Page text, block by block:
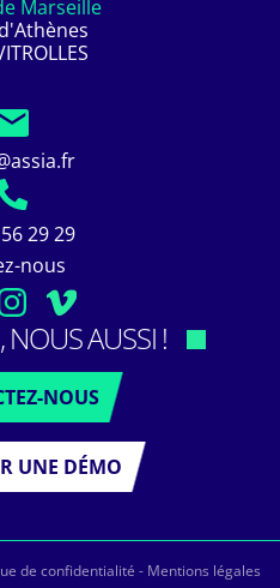
Marseille
29 29
nous
NOUS AUSSI !
NOUS
UNE DÉMO
de confidentialité - Mentions légales